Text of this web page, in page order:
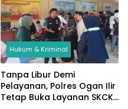
Hukum & Kriminal
Tanpa Libur Demi
Pelayanan, Polres Ogan Ilir
Tetap Buka Layanan SKCK